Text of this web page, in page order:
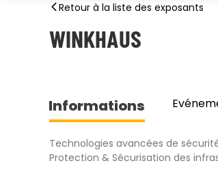
Retour à la liste des exposants
WINKHAUS
Informations
Technologies avancées de
Protection & Sécurisation des